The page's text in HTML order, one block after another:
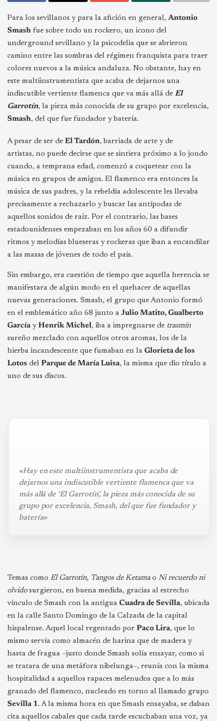
Para los sevillanos y para la afición en general, Antonio
Smash fue sobre todo un rockero, un icono del
underground sevillano y la psicodelia que se abrieron
camino entre las sombras del régimen franquista para traer
colores nuevos a la música andaluza. No obstante, hay en
este multiinstrumentista que acaba de dejarnos una
indiscutible vertiente flamenca que va más allá de El
Garrotín, la pieza más conocida de su grupo por excelencia,
Smash, del que fue fundador y batería.
A pesar de ser de El Tardón, barriada de arte y de
artistas, no puede decirse que se sintiera próximo a lo jondo
cuando, a temprana edad, comenzó a coquetear con la
música en grupos de amigos. El flamenco era entonces la
música de sus padres, y la rebeldía adolescente les llevaba
precisamente a rechazarlo y buscar las antípodas de
aquellos sonidos de raíz. Por el contrario, las bases
estadounidenses empezaban en los años 60 a difundir
ritmos y melodías blueseras y rockeras que iban a encandilar
a las masas de jóvenes de todo el país.
Sin embargo, era cuestión de tiempo que aquella herencia se
manifestara de algún modo en el quehacer de aquellas
nuevas generaciones. Smash, el grupo que Antonio formó
en el emblemático año 68 junto a Julio Matito, Gualberto
García yHenrik Michel, iba a impregnarse de trasmín
sureño mezclado con aquellos otros aromas, los de la
hierba incandescente que fumaban en la Glorieta de los
Lotos del Parque de María Luisa, la misma que dio título a
uno de sus discos.
«Hay en este multiinstrumentista que acaba de
dejarnos una indiscutible vertiente flamenca que va
más allá de ‘El Garrotín’, la pieza más conocida de su
grupo por excelencia, Smash, del que fue fundador y
batería»
Temas como El Garrotín, Tangos de Ketamao Ni recuerdo ni
olvidosurgieron, en buena medida, gracias al estrecho
vínculo de Smash con la antigua Cuadra de Sevilla, ubicada
en la calle Santo Domingo de la Calzada de la capital
hispalense. Aquel local regentado por Paco Lira, que lo
mismo servía como almacén de harina que de madera y
hasta de fragua –justo donde Smash solía ensayar, como si
se tratara de una metáfora nibelunga–, reunía con la misma
hospitalidad a aquellos rapaces melenudos que a lo más
granado del flamenco, nucleado en torno al llamado grupo
Sevilla 1. A la misma hora en que Smash ensayaba, se daban
cita aquellos cabales que cada tarde escuchaban una voz, ya